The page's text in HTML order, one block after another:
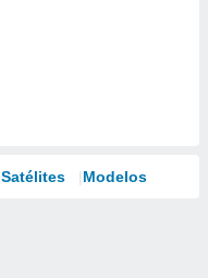
Satélites Modelos